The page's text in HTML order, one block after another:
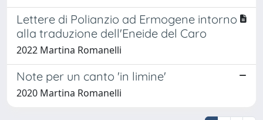
Lettere di Polianzio ad Ermogene intorno
alla traduzione dell'Eneide del Caro
2022 Martina Romanelli
Note per un canto 'in limine'
2020 Martina Romanelli